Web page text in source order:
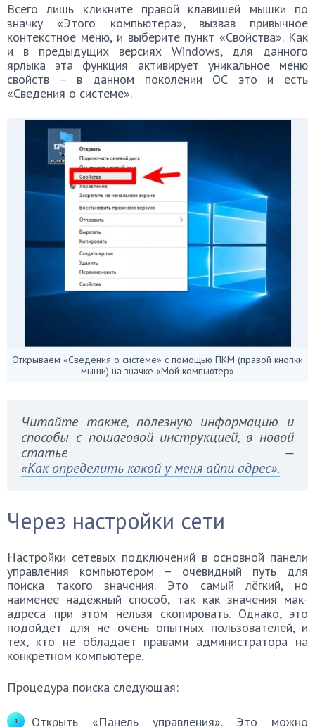
Всего лишь кликните правой клавишей мышки по
значку «Этого компьютера», вызвав привычное
контекстное меню, и выберите пункт «Свойства». Как
и в предыдущих версиях Windows, для данного
ярлыка эта функция активирует уникальное меню
свойств – в данном поколении ОС это и есть
«Сведения о системе».
Открываем «Сведения о системе» с помощью ПКМ (правой кнопки
мыши) на значке «Мой компьютер»
Читайте также, полезную информацию и
способы с пошаговой инструкцией, в новой
статье —
«Как определить какой у меня айпи адрес».
Через настройки сети
Настройки сетевых подключений в основной панели
управления компьютером – очевидный путь для
поиска такого значения. Это самый лёгкий, но
наименее надёжный способ, так как значения мак-
адреса при этом нельзя скопировать. Однако, это
подойдёт для не очень опытных пользователей, и
тех, кто не обладает правами администратора на
конкретном компьютере.
Процедура поиска следующая:
Открыть «Панель управления». Это можно